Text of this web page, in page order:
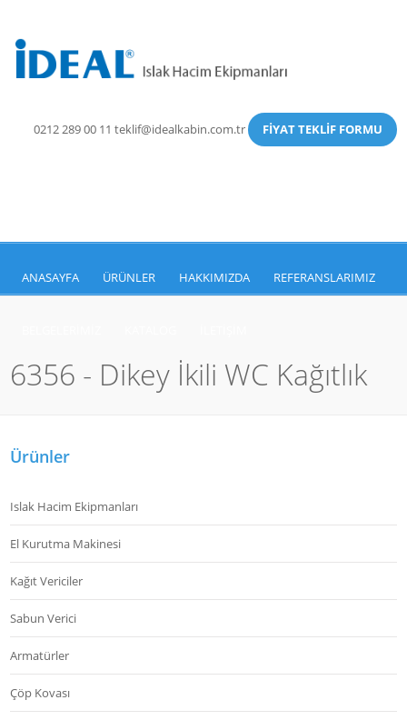
0212 289 00 11 teklif@idealkabin.com.tr FİYAT TEKLİF FORMU
ANASAYFA ÜRÜNLER HAKKIMIZDA REFERANSLARIMIZ
6356 - Dikey İkili WC Kağıtlık
Ürünler
Islak Hacim Ekipmanları
El Kurutma Makinesi
Kağıt Vericiler
Sabun Verici
Armatürler
Çöp Kovası